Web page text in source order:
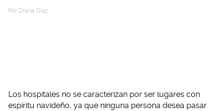
Por Diana Diaz
Los hospitales no se caracterizan por ser lugares con
espíritu navideño, ya que ninguna persona desea pasar